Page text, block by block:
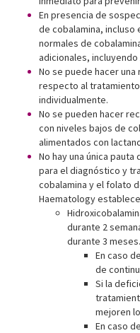
En presencia de
de cobalamina,
normales de
adicionales, incluyendo
No se puede hacer
respecto al
individualmente.
No se pueden hacer
con niveles bajos de
alimentados con
No hay una única
para el diagnóstico y
cobalamina y el folato
Haematology
durante 2
durante 3 meses.
En caso
de
Si la
mejoren
En caso